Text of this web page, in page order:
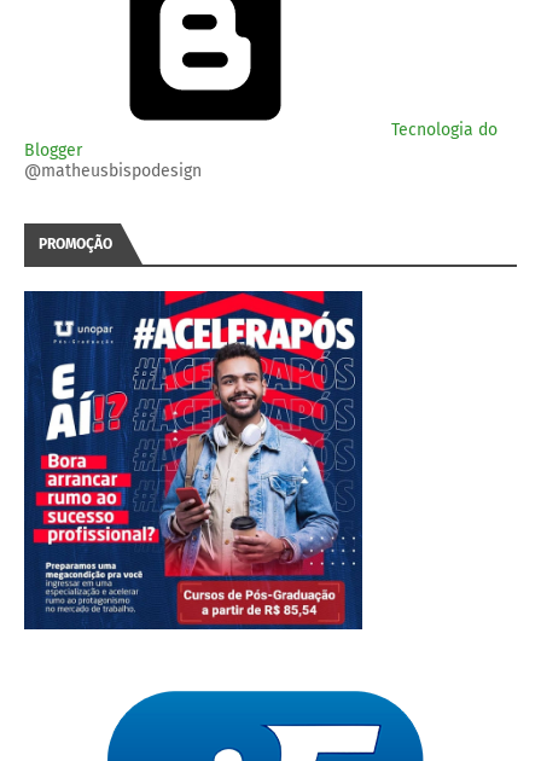
Tecnologia do
Blogger
@matheusbispodesign
PROMOÇÃO